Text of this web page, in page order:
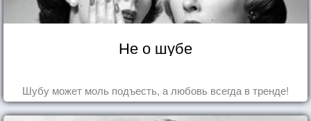
Не о шубе
Шубу может моль подъесть, а любовь всегда в тренде!